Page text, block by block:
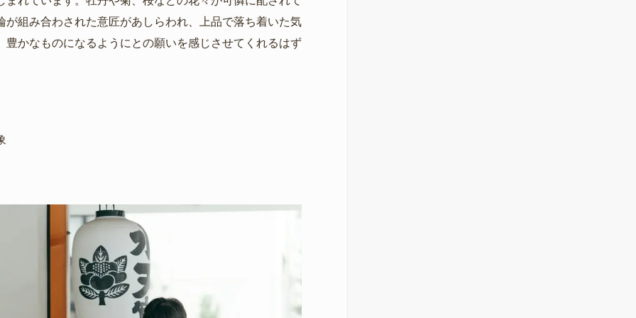
組み合わされた意匠があしらわれ、上品で落ち着いた気
かなものになるようにとの願いを感じさせてくれるはず